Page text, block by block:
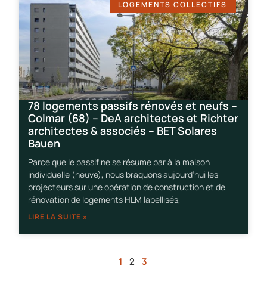
LOGEMENTS COLLECTIFS
78 logements passifs rénovés et neufs –
Colmar (68) – DeA architectes et Richter
architectes & associés – BET Solares
Bauen
Parce que le passif ne se résume par à la maison
individuelle (neuve), nous braquons aujourd’hui les
projecteurs sur une opération de construction et de
rénovation de logements HLM labellisés,
LIRE LA SUITE »
1 2 3